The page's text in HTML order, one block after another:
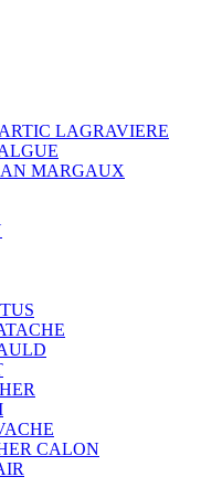
LAGRAVIERE
MARGAUX
CALON